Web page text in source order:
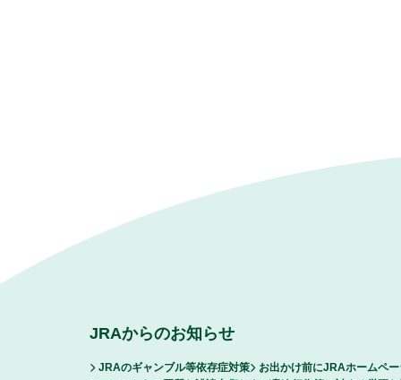
JRAからのお知らせ
JRAのギャンブル等依存症対策
お出かけ前にJRAホームペ